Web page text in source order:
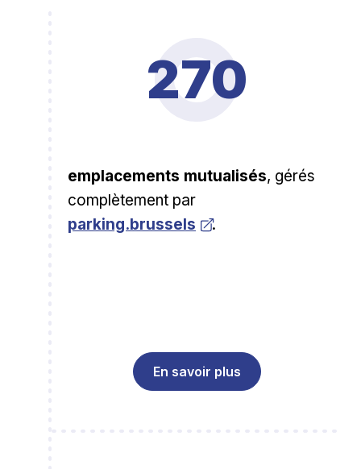
270
emplacements mutualisés, gérés
complètement par
parking.brussels
.
En savoir plus